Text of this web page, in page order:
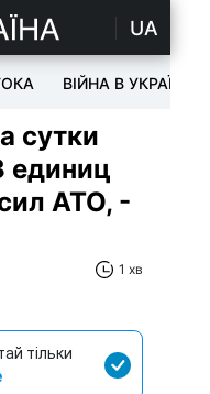
UA
ВІЙНА В УКРАЇНІ
сутки
единиц
АТО, -
1 хв
тільки